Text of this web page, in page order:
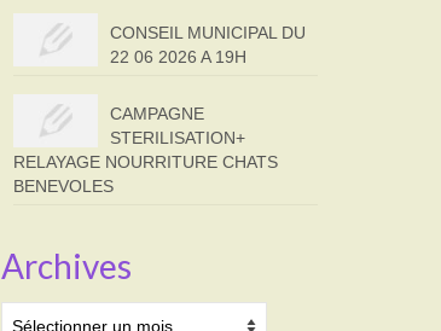
CONSEIL MUNICIPAL DU
22 06 2026 A 19H
CAMPAGNE
STERILISATION+
RELAYAGE NOURRITURE CHATS
BENEVOLES
Archives